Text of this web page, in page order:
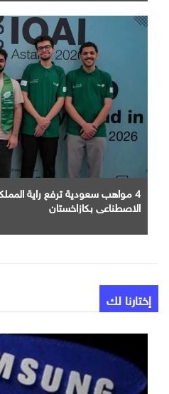
4 مواهب سعودية ترفع راية
الاصطناعي بكازاخستان
إختارنا لك